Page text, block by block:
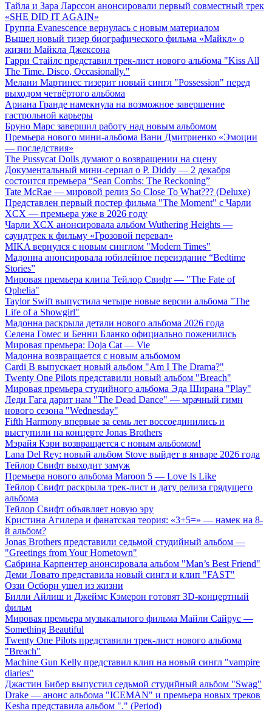
Тайла и Зара Ларссон анонсировали первый совместный трек
«SHE DID IT AGAIN»
Группа Evanescence вернулась с новым материалом
Вышел новый тизер биографического фильма «Майкл» о
жизни Майкла Джексона
Гарри Стайлс представил трек-лист нового альбома "Kiss All
The Time. Disco, Occasionally."
Мелани Мартинес тизерит новый сингл "Possession" перед
выходом четвёртого альбома
Ариана Гранде намекнула на возможное завершение
гастрольной карьеры
Бруно Марс завершил работу над новым альбомом
Премьера нового мини-альбома Вани Дмитриенко «Эмоции
— последствия»
The Pussycat Dolls думают о возвращении на сцену
Документальный мини-сериал о P. Diddy — 2 декабря
состоится премьера “Sean Combs: The Reckoning”
Tate McRae — мировой релиз So Close To What??? (Deluxe)
Представлен первый постер фильма "The Moment" с Чарли
XCX — премьера уже в 2026 году
Чарли XCX анонсировала альбом Wuthering Heights —
саундтрек к фильму «Грозовой перевал»
MIKA вернулся с новым синглом "Modern Times"
Мадонна анонсировала юбилейное переиздание “Bedtime
Stories”
Мировая премьера клипа Тейлор Свифт — "The Fate of
Ophelia"
Taylor Swift выпустила четыре новые версии альбома "The
Life of a Showgirl"
Мадонна раскрыла детали нового альбома 2026 года
Селена Гомес и Бенни Бланко официально поженились
Мировая премьера: Doja Cat — Vie
Мадонна возвращается с новым альбомом
Cardi B выпускает новый альбом "Am I The Drama?"
Twenty One Pilots представили новый альбом "Breach"
Мировая премьера студийного альбома Эда Ширана "Play"
Леди Гага дарит нам "The Dead Dance" — мрачный гимн
нового сезона "Wednesday"
Fifth Harmony впервые за семь лет воссоединились и
выступили на концерте Jonas Brothers
Мэрайя Кэри возвращается с новым альбомом!
Lana Del Rey: новый альбом Stove выйдет в январе 2026 года
Тейлор Свифт выходит замуж
Премьера нового альбома Maroon 5 — Love Is Like
Тейлор Свифт раскрыла трек-лист и дату релиза грядущего
альбома
Тейлор Свифт объявляет новую эру
Кристина Агилера и фанатская теория: «3+5=» — намек на 8-
й альбом?
Jonas Brothers представили седьмой студийный альбом —
"Greetings from Your Hometown"
Сабрина Карпентер анонсировала альбом "Man’s Best Friend"
Деми Ловато представила новый сингл и клип "FAST"
Оззи Осборн ушел из жизни
Билли Айлиш и Джеймс Кэмерон готовят 3D-концертный
фильм
Мировая премьера музыкального фильма Майли Сайрус —
Something Beautiful
Twenty One Pilots представили трек-лист нового альбома
"Breach"
Machine Gun Kelly представил клип на новый сингл "vampire
diaries"
Джастин Бибер выпустил седьмой студийный альбом "Swag"
Drake — анонс альбома "ICEMAN" и премьера новых треков
Kesha представила альбом "." (Period)